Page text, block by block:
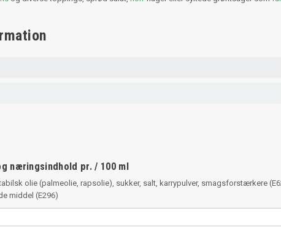
næringsindhold pr. / 100 ml
olie (palmeolie, rapsolie), sukker, salt, karrypulver, smagsforstærkere
middel (E296)